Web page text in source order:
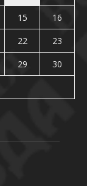
15
16
22
23
29
30